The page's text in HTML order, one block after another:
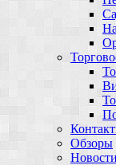
Обзоры